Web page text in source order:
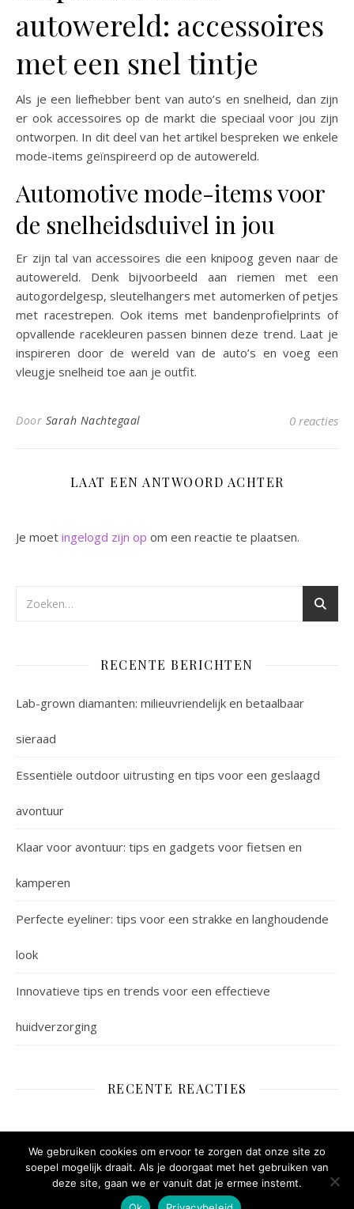
autowereld: accessoires
met een snel tintje
Als je een liefhebber bent van auto’s en snelheid, dan zijn
er ook accessoires op de markt die speciaal voor jou zijn
ontworpen. In dit deel van het artikel bespreken we enkele
mode-items geïnspireerd op de autowereld.
Automotive mode-items voor
de snelheidsduivel in jou
Er zijn tal van accessoires die een knipoog geven naar de
autowereld. Denk bijvoorbeeld aan riemen met een
autogordelgesp, sleutelhangers met automerken of petjes
met racestrepen. Ook items met bandenprofielprints of
opvallende racekleuren passen binnen deze trend. Laat je
inspireren door de wereld van de auto’s en voeg een
vleugje snelheid toe aan je outfit.
Door Sarah Nachtegaal 0 reacties
LAAT EEN ANTWOORD ACHTER
Je moet ingelogd zijn op om een reactie te plaatsen.
RECENTE BERICHTEN
Lab-grown diamanten: milieuvriendelijk en betaalbaar
sieraad
Essentiële outdoor uitrusting en tips voor een geslaagd
avontuur
Klaar voor avontuur: tips en gadgets voor fietsen en
kamperen
Perfecte eyeliner: tips voor een strakke en langhoudende
look
Innovatieve tips en trends voor een effectieve
huidverzorging
RECENTE REACTIES
Ashe thema door WP Royal
We gebruiken cookies om ervoor te zorgen dat onze site zo
soepel mogelijk draait. Als je doorgaat met het gebruiken van
deze site, gaan we er vanuit dat je ermee instemt.